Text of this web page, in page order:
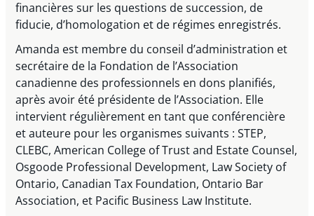
financières sur les questions de succession, de
fiducie, d’homologation et de régimes enregistrés.
Amanda est membre du conseil d’administration et
secrétaire de la Fondation de l’Association
canadienne des professionnels en dons planifiés,
après avoir été présidente de l’Association. Elle
intervient régulièrement en tant que conférencière
et auteure pour les organismes suivants : STEP,
CLEBC, American College of Trust and Estate Counsel,
Osgoode Professional Development, Law Society of
Ontario, Canadian Tax Foundation, Ontario Bar
Association, et Pacific Business Law Institute.